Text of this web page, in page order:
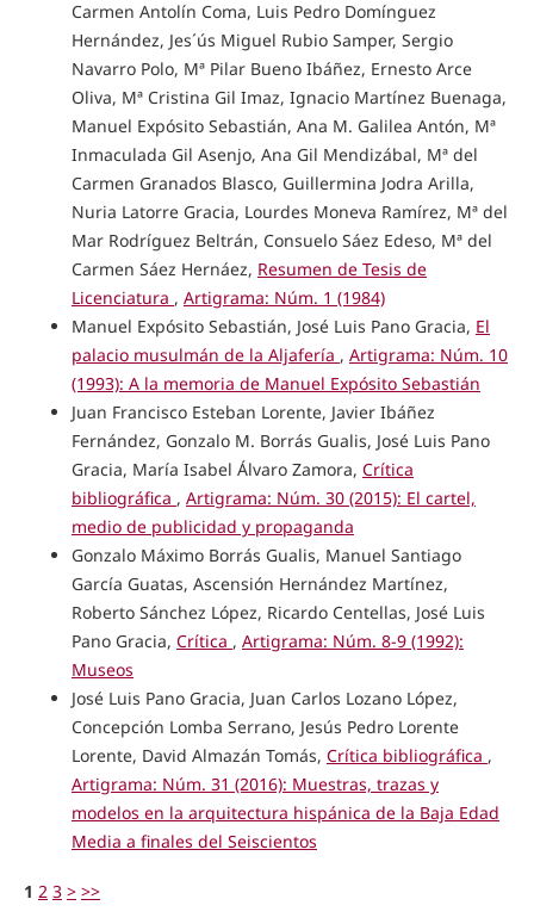
Carmen Antolín Coma, Luis Pedro Domínguez
Hernández, Jes´ús Miguel Rubio Samper, Sergio
Navarro Polo, Mª Pilar Bueno Ibáñez, Ernesto Arce
Oliva, Mª Cristina Gil Imaz, Ignacio Martínez Buenaga,
Manuel Expósito Sebastián, Ana M. Galilea Antón, Mª
Inmaculada Gil Asenjo, Ana Gil Mendizábal, Mª del
Carmen Granados Blasco, Guillermina Jodra Arilla,
Nuria Latorre Gracia, Lourdes Moneva Ramírez, Mª del
Mar Rodríguez Beltrán, Consuelo Sáez Edeso, Mª del
Carmen Sáez Hernáez, Resumen de Tesis de
Licenciatura , Artigrama: Núm. 1 (1984)
Manuel Expósito Sebastián, José Luis Pano Gracia, El
palacio musulmán de la Aljafería , Artigrama: Núm. 10
(1993): A la memoria de Manuel Expósito Sebastián
Juan Francisco Esteban Lorente, Javier Ibáñez
Fernández, Gonzalo M. Borrás Gualis, José Luis Pano
Gracia, María Isabel Álvaro Zamora, Crítica
bibliográfica , Artigrama: Núm. 30 (2015): El cartel,
medio de publicidad y propaganda
Gonzalo Máximo Borrás Gualis, Manuel Santiago
García Guatas, Ascensión Hernández Martínez,
Roberto Sánchez López, Ricardo Centellas, José Luis
Pano Gracia, Crítica , Artigrama: Núm. 8-9 (1992):
Museos
José Luis Pano Gracia, Juan Carlos Lozano López,
Concepción Lomba Serrano, Jesús Pedro Lorente
Lorente, David Almazán Tomás, Crítica bibliográfica ,
Artigrama: Núm. 31 (2016): Muestras, trazas y
modelos en la arquitectura hispánica de la Baja Edad
Media a finales del Seiscientos
1 2 3 > >>